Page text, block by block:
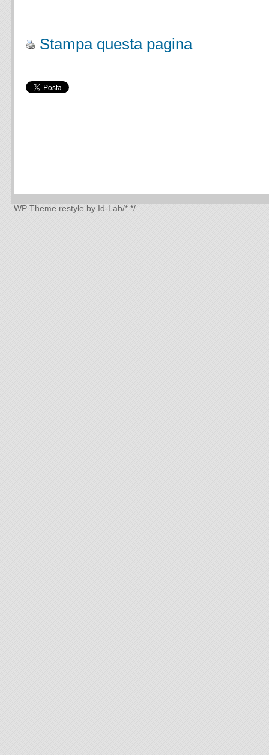
Stampa questa pagina
WP Theme restyle by Id-Lab/* */